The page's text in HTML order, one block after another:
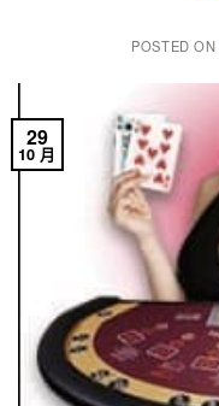
POSTED ON
29
10 月